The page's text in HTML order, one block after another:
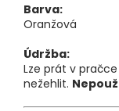
Barva:
Oranžová
Údržba:
Lze prát v
nežehlit.